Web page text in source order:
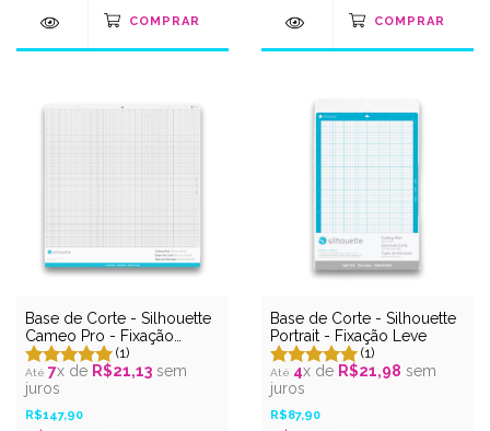
Base de Corte - Silhouette
Cameo Pro - Fixação
Normal
(1)
7x de R$21,13 sem
juros
R$147,90
Base de Corte - Silhouette
Portrait - Fixação Leve
(1)
4x de R$21,98 sem
juros
R$87,90